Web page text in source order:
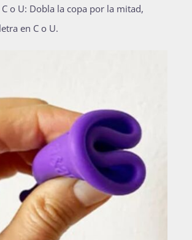
o U: Dobla la copa por la mitad,
en C o U.